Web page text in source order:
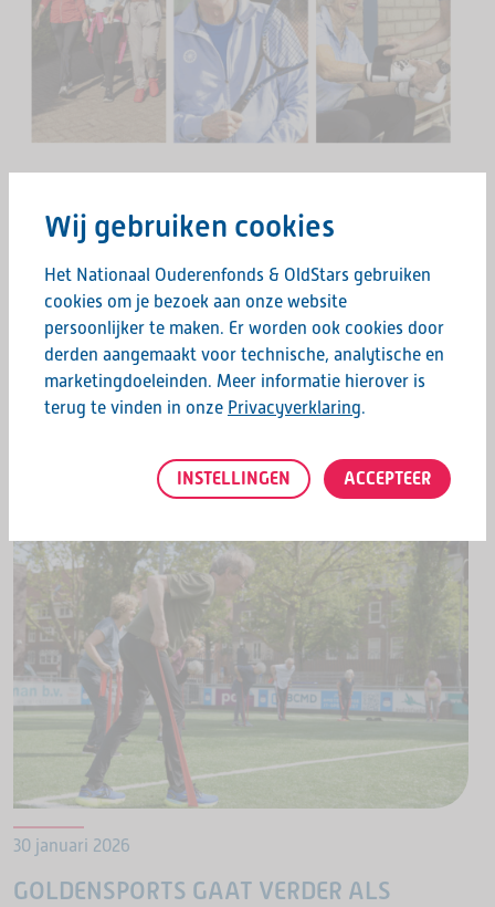
DE NATIONALE BEWEEGWEEK KOMT
ERAAN
Van 18 t/m 22 mei 2026 organiseert het
Nationaal Ouderenfonds opnieuw de Nationale
Beweegweek. Tijdens deze landelijke week
openen sportclubs, buurthuizen,
deuren voor ouderen. Overal in…
30 januari 2026
GOLDENSPORTS GAAT VERDER ALS
Wij gebruiken cookies
Het Nationaal Ouderenfonds & OldStars gebruiken
cookies om je bezoek aan onze website
persoonlijker te maken. Er worden ook cookies door
derden aangemaakt voor technische, analytische en
marketingdoeleinden. Meer informatie hierover is
terug te vinden in onze Privacyverklaring.
INSTELLINGEN ACCEPTEER